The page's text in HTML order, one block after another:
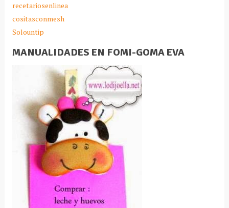
recetariosenlinea
cositasconmesh
Solountip
MANUALIDADES EN FOMI-GOMA EVA